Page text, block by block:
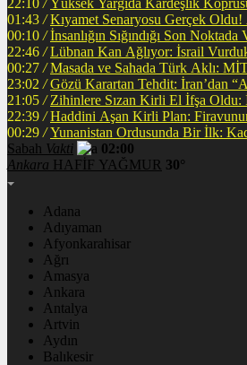
22:10 / Yüksek Yargıda Kardeşlik
01:43 /
00:10 / İnsanlığın Sığındığı Son
22:46 / Lübnan Kan Ağlıyor: İsrail
00:27 / Masada ve Sahada Türk Aklı:
23:02 / Gözü Karartan Tehdit: İran’dan
21:05 / Zihinlere Sızan Kirli El İfşa Oldu:
22:39 /
00:29 / Yunanistan Ordusunda Bir İlk:
Sabah Vakti
02:00
Ankara HAFİF YAĞMUR 30°
Adana
Adıyaman
Afyonkarahisar
Ağrı
Amasya
Ankara
Antalya
Artvin
Aydın
Balıkesir